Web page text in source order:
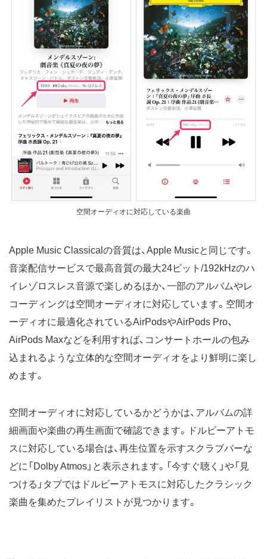
空間オーディオに対応している楽曲
Apple Music Classicalの音質は、Apple Musicと同じです。
音楽配信サービスで最高音質の最大24ビット/192kHzのハ
イレゾロスレス音源で楽しめるほか、一部のアルバムやレ
コーディングは空間オーディオに対応しています。空間オ
ーディオに最適化されているAirPodsやAirPods Pro、
AirPods Maxなどを利用すれば、コンサートホールの包み
込まれるような立体的な空間オーディオをより鮮明に楽し
めます。
空間オーディオに対応しているかどうかは、アルバムの詳
細画面や楽曲の再生画面で確認できます。ドルビーアトモ
スに対応している場合は、再生位置を示すスクラブバーな
どに「Dolby Atmos」と表示されます。「今すぐ聴く」や「見
つける」タブではドルビーアトモスに対応したクラシック
楽曲を集めたプレイリストが見つかります。